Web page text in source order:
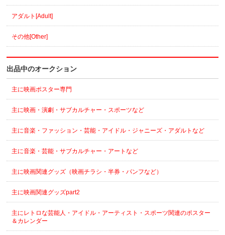
アダルト[Adult]
その他[Other]
出品中のオークション
主に映画ポスター専門
主に映画・演劇・サブカルチャー・スポーツなど
主に音楽・ファッション・芸能・アイドル・ジャニーズ・アダルトなど
主に音楽・芸能・サブカルチャー・アートなど
主に映画関連グッズ（映画チラシ・半券・パンフなど）
主に映画関連グッズpart2
主にレトロな芸能人・アイドル・アーティスト・スポーツ関連のポスター
＆カレンダー